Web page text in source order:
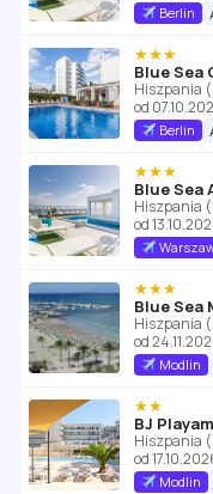
Berlin
★★★
Blue Sea
Hiszpania
od
Berlin
★★★
Hiszpania
od
★★★
Blue Sea
Hiszpania
od
Modlin
★★
BJ
Hiszpania
od
Modlin